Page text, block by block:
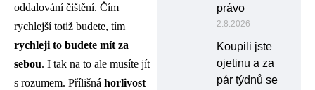
oddalování čištění. Čím
rychlejší totiž budete, tím
rychleji to budete mít za
sebou. I tak na to ale musíte jít
s rozumem. Přílišná horlivost
právo
2.8.2026
Koupili jste
ojetinu a za
pár týdnů se